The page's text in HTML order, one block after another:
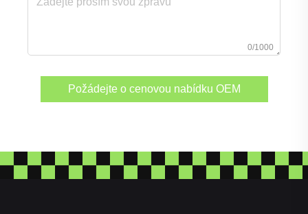
0/1000
Požádejte o cenovou nabídku OEM